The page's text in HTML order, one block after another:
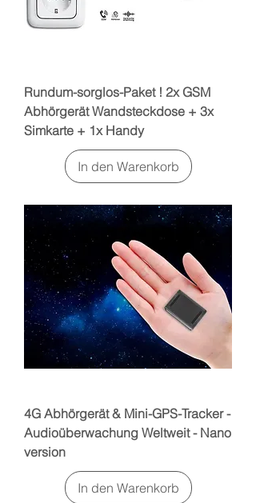
Rundum-sorglos-Paket ! 2x GSM
Abhörgerät Wandsteckdose + 3x
Simkarte + 1x Handy
In den Warenkorb
4G Abhörgerät & Mini-GPS-Tracker -
Audioüberwachung Weltweit - Nano
version
In den Warenkorb